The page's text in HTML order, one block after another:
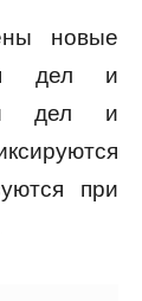
новые
дел и
дел и
при